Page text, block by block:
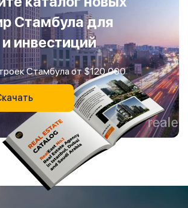
Стамбула для
инвестиций
Стамбула от $120,000